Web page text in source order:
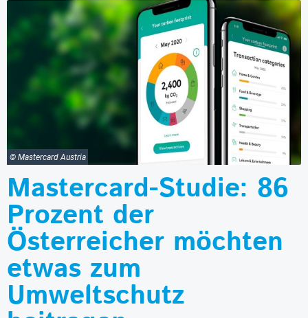
© Mastercard Austria
Mastercard-Studie: 86
Prozent der
Österreicher möchten
etwas zum
Umweltschutz